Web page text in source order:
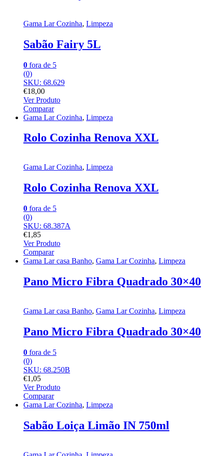
Gama Lar Cozinha, Limpeza
Sabão Fairy 5L
0 fora de 5
(0)
SKU: 68.629
€18,00
Ver Produto
Comparar
Gama Lar Cozinha, Limpeza
Rolo Cozinha Renova XXL
Gama Lar Cozinha, Limpeza
Rolo Cozinha Renova XXL
0 fora de 5
(0)
SKU: 68.387A
€1,85
Ver Produto
Comparar
Gama Lar casa Banho, Gama Lar Cozinha, Limpeza
Pano Micro Fibra Quadrado 30×40
Gama Lar casa Banho, Gama Lar Cozinha, Limpeza
Pano Micro Fibra Quadrado 30×40
0 fora de 5
(0)
SKU: 68.250B
€1,05
Ver Produto
Comparar
Gama Lar Cozinha, Limpeza
Sabão Loiça Limão IN 750ml